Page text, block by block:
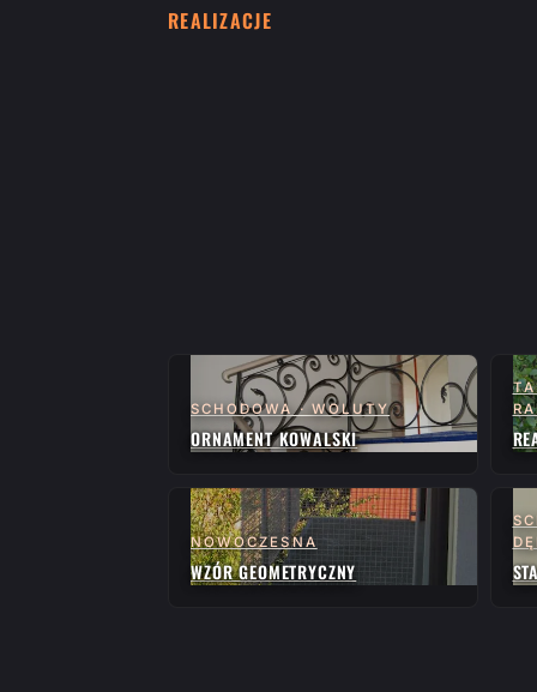
REALIZACJE
SCHODOWA · WOLUTY
ORNAMENT KOWALSKI
NOWOCZESNA
WZÓR GEOMETRYCZNY